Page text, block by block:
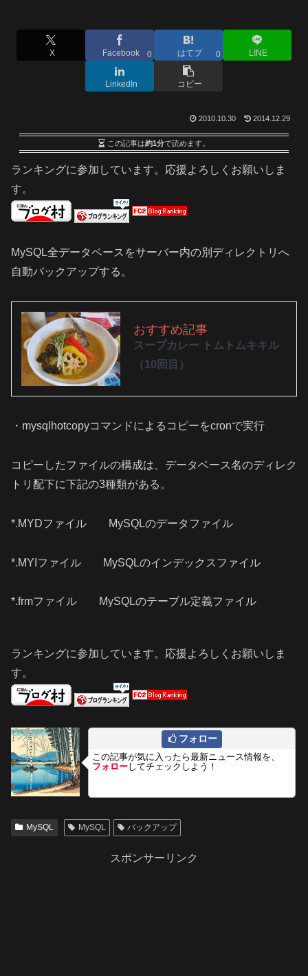
X Facebook 0 はてブ 0 LINE
LinkedIn コピー
2010.10.30 2014.12.29
この記事は約1分で読めます。
ランキングに参加しています。応援よろしくお願いしま
す。
MySQL全データベースをサーバー内の別ディレクトリへ
自動バックアップする。
おすすめ記事
スープカレー トムトムキキル
（10回目）
・mysqlhotcopyコマンドによるコピーをcronで実行
コピーしたファイルの構成は、データベース名のディレク
トリ配下に下記の3種類がある。
*.MYDファイル MySQLのデータファイル
*.MYIファイル MySQLのインデックスファイル
*.frmファイル MySQLのテーブル定義ファイル
ランキングに参加しています。応援よろしくお願いしま
す。
フォロー
この記事が気に入ったら最新ニュース情報を、
フォローしてチェックしよう！
MySQL MySQL バックアップ
スポンサーリンク